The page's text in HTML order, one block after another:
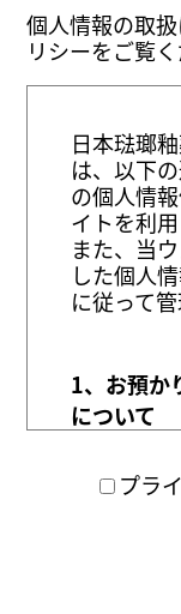
個人情報の取
リシーをご覧く
日本琺瑯
は、以下
の個人情
イトを利
また、当
した個人
に従って管
1、お預か
について
個人情報
して利用
また、必
事前に同
プラ